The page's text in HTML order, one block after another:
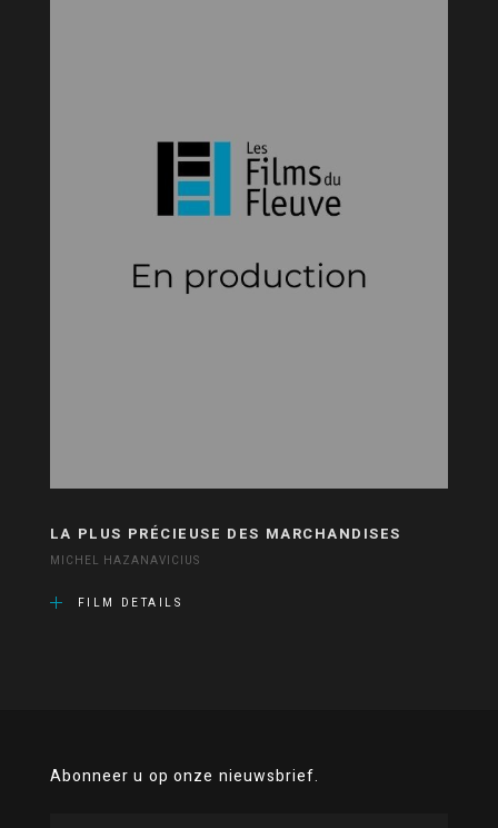
LA PLUS PRÉCIEUSE DES MARCHANDISES
MICHEL HAZANAVICIUS
FILM DETAILS
Abonneer u op onze nieuwsbrief.